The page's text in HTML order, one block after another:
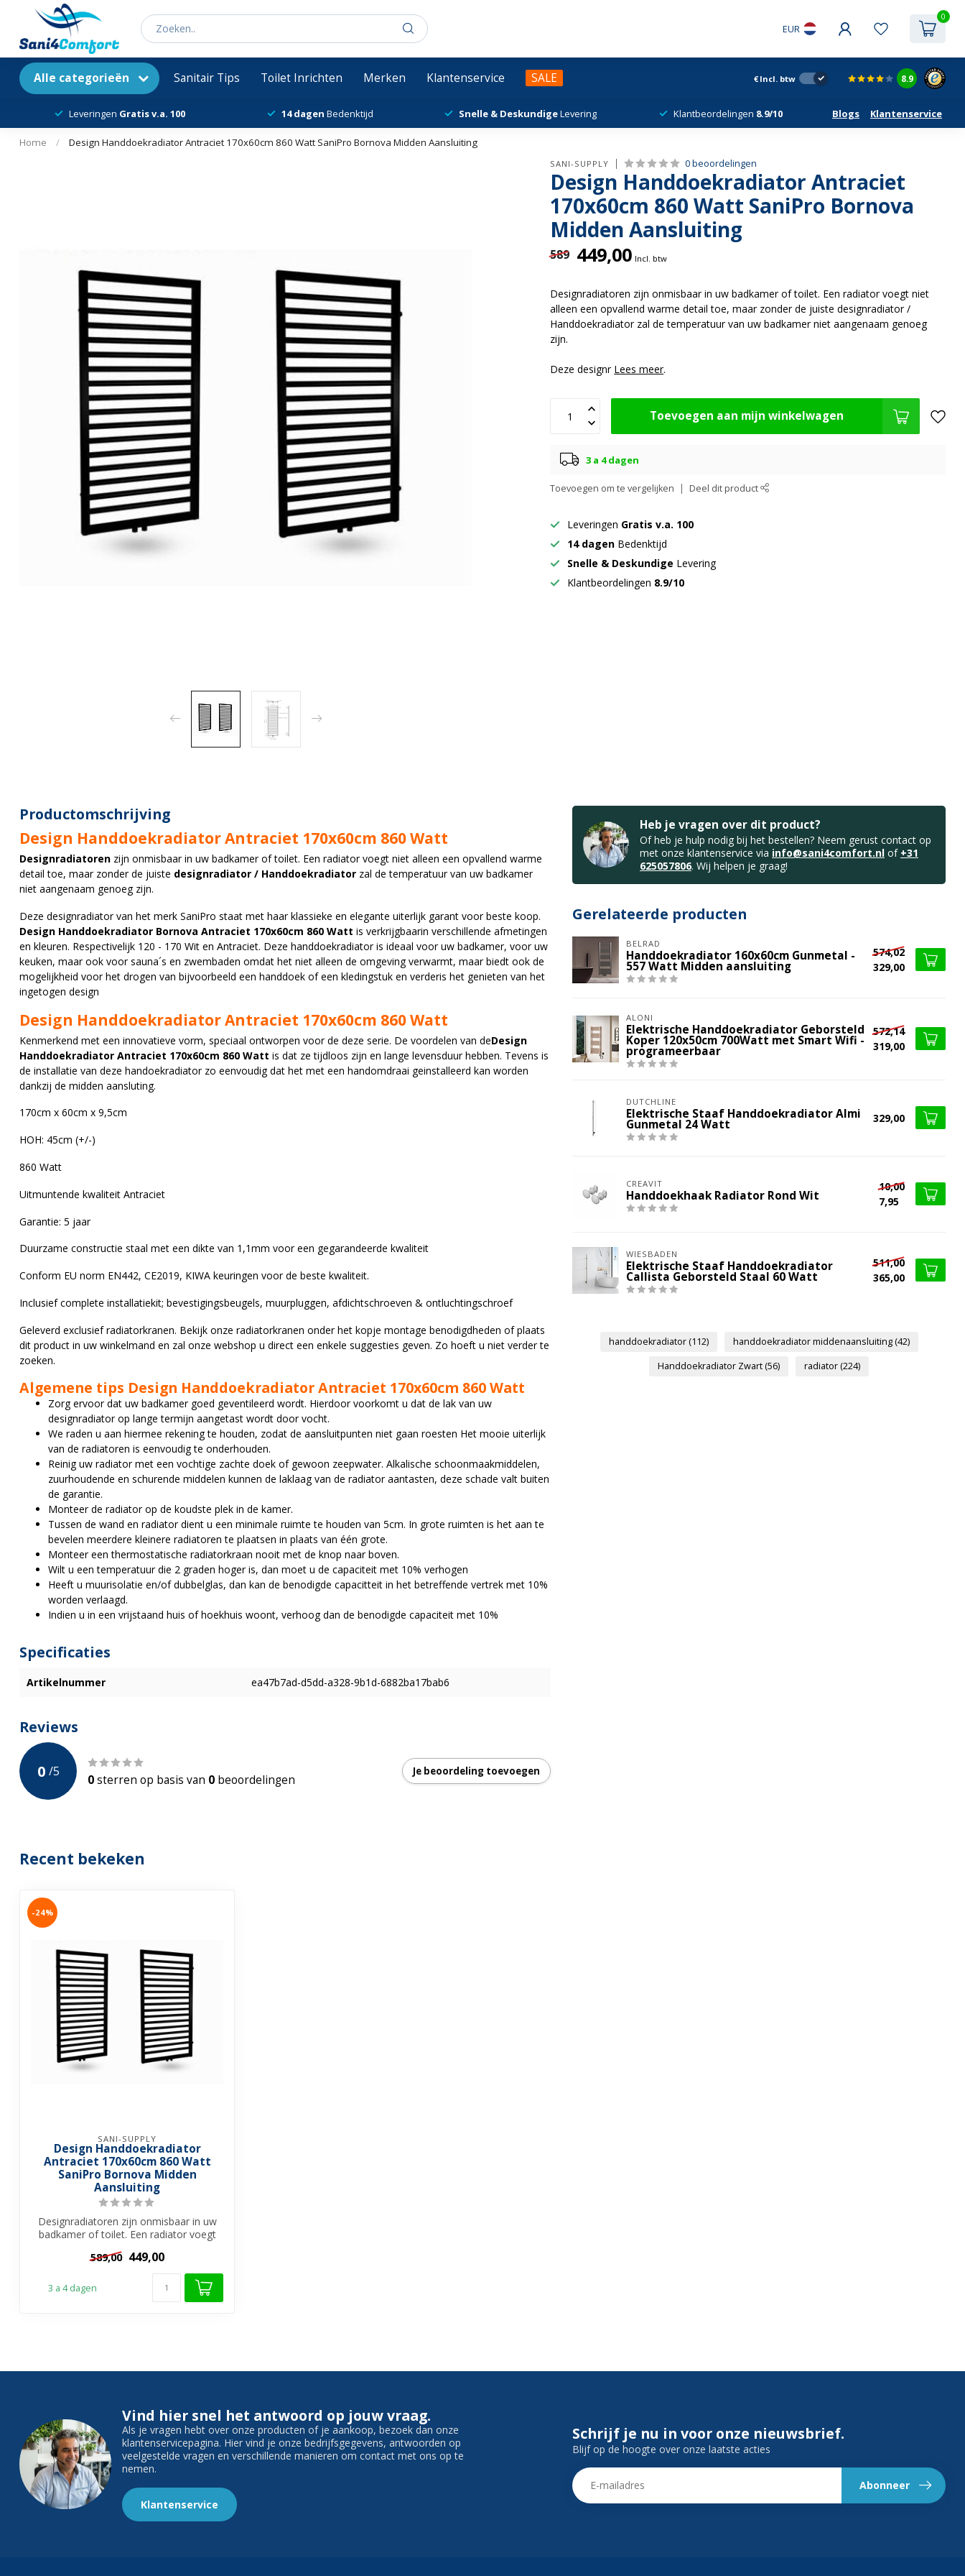
EUR
0
Alle categorieën Sanitair Tips Toilet Inrichten Merken Klantenservice SALE € Incl. btw 8.9
Leveringen Gratis v.a. 100 14 dagen Bedenktijd Snelle & DeskundigeLevering Klantbeordelingen 8.9/10 Blogs Klantenservice
Home / Design Handdoekradiator Antraciet 170x60cm 860 Watt SaniPro Bornova Midden Aansluiting
SANI-SUPPLY 0 beoordelingen
Design Handdoekradiator Antraciet
170x60cm 860 Watt SaniPro Bornova
Midden Aansluiting
589 449,00 Incl. btw
Designradiatoren zijn onmisbaar in uw badkamer of toilet. Een radiator voegt niet
alleen een opvallend warme detail toe, maar zonder de juiste designradiator /
Handdoekradiator zal de temperatuur van uw badkamer niet aangenaam genoeg
zijn.
Deze designr Lees meer.
Toevoegen aan mijn winkelwagen
3 a 4 dagen
Toevoegen om te vergelijken Deel dit product
Leveringen Gratis v.a. 100
14 dagen Bedenktijd
Snelle & Deskundige Levering
Klantbeordelingen 8.9/10
Productomschrijving
Design Handdoekradiator Antraciet 170x60cm 860 Watt
Designradiatoren zijn onmisbaar in uw badkamer of toilet. Een radiator voegt niet alleen een opvallend warme
detail toe, maar zonder de juiste designradiator / Handdoekradiator zal de temperatuur van uw badkamer
niet aangenaam genoeg zijn.
Deze designradiator van het merk SaniPro staat met haar klassieke en elegante uiterlijk garant voor beste koop.
Design Handdoekradiator Bornova Antraciet 170x60cm 860 Watt is verkrijgbaarin verschillende afmetingen
en kleuren. Respectivelijk 120 - 170 Wit en Antraciet. Deze handdoekradiator is ideaal voor uw badkamer, voor uw
keuken, maar ook voor sauna´s en zwembaden omdat het niet alleen de omgeving verwarmt, maar biedt ook de
mogelijkheid voor het drogen van bijvoorbeeld een handdoek of een kledingstuk en verderis het genieten van het
ingetogen design
Design Handdoekradiator Antraciet 170x60cm 860 Watt
Kenmerkend met een innovatieve vorm, speciaal ontworpen voor de deze serie. De voordelen van deDesign
Handdoekradiator Antraciet 170x60cm 860 Watt is dat ze tijdloos zijn en lange levensduur hebben. Tevens is
de installatie van deze handoekradiator zo eenvoudig dat het met een handomdraai geinstalleerd kan worden
dankzij de midden aansluting.
170cm x 60cm x 9,5cm
HOH: 45cm (+/-)
860 Watt
Uitmuntende kwaliteit Antraciet
Garantie: 5 jaar
Duurzame constructie staal met een dikte van 1,1mm voor een gegarandeerde kwaliteit
Conform EU norm EN442, CE2019, KIWA keuringen voor de beste kwaliteit.
Inclusief complete installatiekit; bevestigingsbeugels, muurpluggen, afdichtschroeven & ontluchtingschroef
Geleverd exclusief radiatorkranen. Bekijk onze radiatorkranen onder het kopje montage benodigdheden of plaats
dit product in uw winkelmand en zal onze webshop u direct een enkele suggesties geven. Zo hoeft u niet verder te
zoeken.
Algemene tips Design Handdoekradiator Antraciet 170x60cm 860 Watt
Zorg ervoor dat uw badkamer goed geventileerd wordt. Hierdoor voorkomt u dat de lak van uw
designradiator op lange termijn aangetast wordt door vocht.
We raden u aan hiermee rekening te houden, zodat de aansluitpunten niet gaan roesten Het mooie uiterlijk
van de radiatoren is eenvoudig te onderhouden.
Reinig uw radiator met een vochtige zachte doek of gewoon zeepwater. Alkalische schoonmaakmiddelen,
zuurhoudende en schurende middelen kunnen de laklaag van de radiator aantasten, deze schade valt buiten
de garantie.
Monteer de radiator op de koudste plek in de kamer.
Tussen de wand en radiator dient u een minimale ruimte te houden van 5cm. In grote ruimten is het aan te
bevelen meerdere kleinere radiatoren te plaatsen in plaats van één grote.
Monteer een thermostatische radiatorkraan nooit met de knop naar boven.
Wilt u een temperatuur die 2 graden hoger is, dan moet u de capaciteit met 10% verhogen
Heeft u muurisolatie en/of dubbelglas, dan kan de benodigde capacitteit in het betreffende vertrek met 10%
worden verlaagd.
Indien u in een vrijstaand huis of hoekhuis woont, verhoog dan de benodigde capaciteit met 10%
Specificaties
Artikelnummer ea47b7ad-d5dd-a328-9b1d-6882ba17bab6
Reviews
0 /5
0sterren op basis van 0 beoordelingen
Je beoordeling toevoegen
Heb je vragen over dit product?
Of heb je hulp nodig bij het bestellen? Neem gerust contact op
met onze klantenservice via info@sani4comfort.nl of +31
625057806. Wij helpen je graag!
Gerelateerde producten
BELRAD
Handdoekradiator 160x60cm Gunmetal -
557 Watt Midden aansluiting
574,02
329,00
ALONI
Elektrische Handdoekradiator Geborsteld
Koper 120x50cm 700Watt met Smart Wifi -
programeerbaar
572,14
319,00
DUTCHLINE
Elektrische Staaf Handdoekradiator Almi
Gunmetal 24 Watt 329,00
CREAVIT
Handdoekhaak Radiator Rond Wit
10,00
7,95
WIESBADEN
Elektrische Staaf Handdoekradiator
Callista Geborsteld Staal 60 Watt
511,00
365,00
handdoekradiator(112) handdoekradiator middenaansluiting(42)
Handdoekradiator Zwart(56) radiator(224)
Recent bekeken
-24%
SANI-SUPPLY
Design Handdoekradiator
Antraciet 170x60cm 860 Watt
SaniPro Bornova Midden
Aansluiting
Designradiatoren zijn onmisbaar in uw
badkamer of toilet. Een radiator voegt
589,00 449,00
3 a 4 dagen
Vind hier snel het antwoord op jouw vraag.
Als je vragen hebt over onze producten of je aankoop, bezoek dan onze
klantenservicepagina. Hier vind je onze bedrijfsgegevens, antwoorden op
veelgestelde vragen en verschillende manieren om contact met ons op te
nemen.
Klantenservice
Schrijf je nu in voor onze nieuwsbrief.
Blijf op de hoogte over onze laatste acties
Abonneer